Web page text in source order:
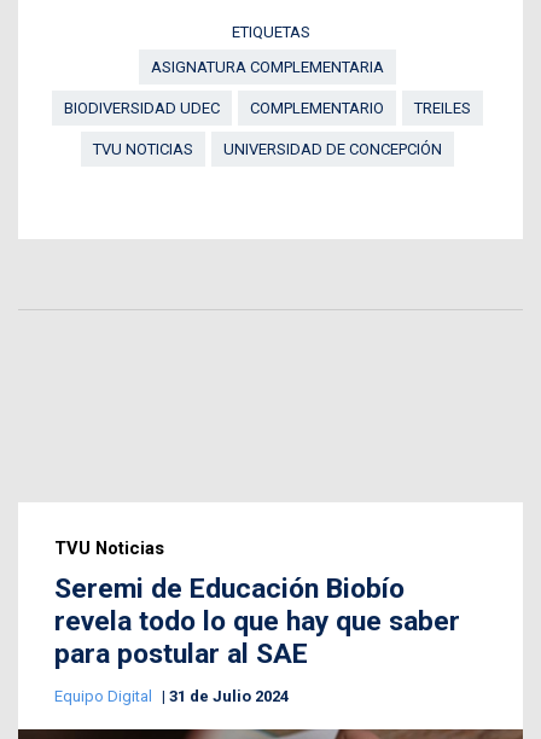
ETIQUETAS
ASIGNATURA COMPLEMENTARIA
BIODIVERSIDAD UDEC COMPLEMENTARIO TREILES
TVU NOTICIAS UNIVERSIDAD DE CONCEPCIÓN
TVU Noticias
Seremi de Educación Biobío
revela todo lo que hay que saber
para postular al SAE
Equipo Digital 31 de Julio 2024